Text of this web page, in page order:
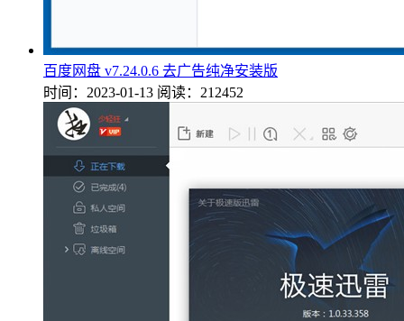
百度网盘 v7.24.0.6 去广告纯净安装版
时间：2023-01-13 阅读：212452